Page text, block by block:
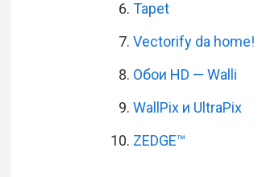
Tapet
Vectorify da home!
Обои HD — Walli
WallPix и UltraPix
ZEDGE™